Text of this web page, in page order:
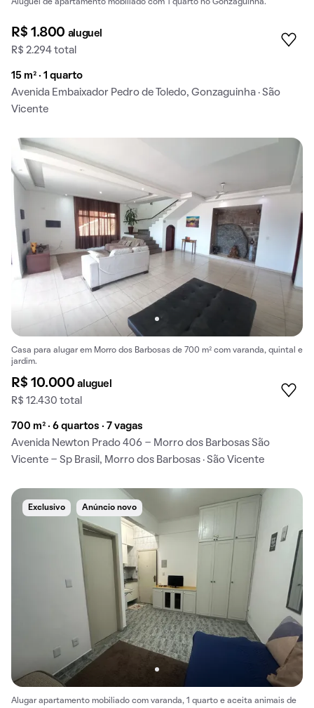
Aluguel de apartamento mobiliado com 1 quarto no Gonzaguinha.
R$ 1.800 aluguel
R$ 2.294 total
15 m² · 1 quarto
Avenida Embaixador Pedro de Toledo, Gonzaguinha · São
Vicente
Casa para alugar em Morro dos Barbosas de 700 m² com varanda, quintal e
jardim.
R$ 10.000aluguel
R$ 12.430 total
700 m² · 6 quartos · 7 vagas
Avenida Newton Prado 406 - Morro dos Barbosas São
Vicente - Sp Brasil, Morro dos Barbosas · São Vicente
Exclusivo Anúncio novo
Alugar apartamento mobiliado com varanda, 1 quarto e aceita animais de